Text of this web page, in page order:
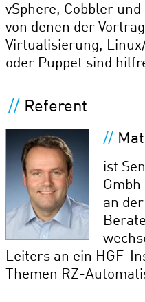
vSphere, Cobbler
von denen der
Virtualisierung,
oder Puppet sind
// Referent
//
ist
an
Leiters an ein HGF-
Themen RZ-